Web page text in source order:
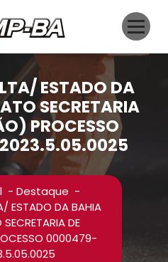
ESTADO DA
SECRETARIA
PROCESSO
-Destaque -
ESTADO DA BAHIA
DE
0000479-